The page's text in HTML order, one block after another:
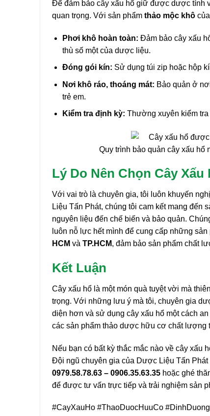
Để đảm bảo cây xấu hổ giữ được dược tính
quan trọng. Với sản phẩm thảo mộc khô
Phơi khô hoàn toàn: Đảm bảo cây xấu
thù số một của dược liệu.
Đóng gói kín: Sử dụng túi zip hoặc hộp
Nơi khô ráo, thoáng mát: Bảo quản ở
trẻ em.
Kiểm tra định kỳ: Thường xuyên kiểm
Quy trình bảo quản cây xấu
Lý Do Nên Chọn Cây
Với vai trò là chuyên gia, tôi luôn khuyến
Liệu Tấn Phát, chúng tôi cam kết mang đến
nguyên liệu đến chế biến và bảo quản.
luôn nỗ lực hết mình để cung cấp những
HCM và TP.HCM, đảm bảo sản phẩm chất
Kết Luận
Cây xấu hổ là một món quà tuyệt vời mà
trọng. Với những lưu ý mà tôi, chuyên gia
diện hơn và sử dụng cây xấu hổ một cách
các sản phẩm thảo dược hữu cơ chất lượng
Nếu bạn có bất kỳ thắc mắc nào về cây
Đội ngũ chuyên gia của Dược Liệu Tấn
0979.58.78.63 – 0906.35.63.35 hoặc ghé
để được tư vấn trực tiếp và trải nghiệm sản
#CayXauHo #ThaoDuocHuuCo